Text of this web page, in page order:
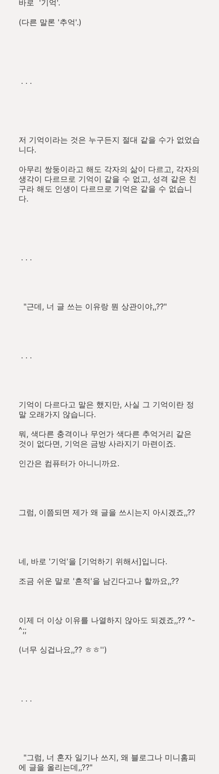
바로 '기억'.
(다른 말론 '추억'.)
. . .
저 기억이라는 것은 누구든지 절대 같을 수가 없었습
니다.
아무리 쌍둥이라고 해도 각자의 삶이 다르고, 각자의
생각이 다르므로 기억이 같을 수 없고, 성격 같은 친
구라 해도 인생이 다르므로 기억은 같을 수 없습니
다.
. . .
"근데, 너 글 쓰는 이유랑 뭔 상관이야,,??"
. . .
기억이 다르다고 말은 했지만, 사실 그 기억이란 정
말 오래가지 않습니다.
뭐, 색다른 충격이나 무언가 색다른 추억거리 같은
것이 없다면, 기억은 금방 사라지기 마련이죠.
인간은 컴퓨터가 아니니까요.
그럼, 이쯤되면 제가 왜 글을 쓰시는지 아시겠죠,,??
네, 바로 '기억'을 [기억하기 위해서]입니다.
조금 쉬운 말로 '흔적'을 남긴다고나 할까요,,??
이제 더 이상 이유를 나열하지 않아도 되겠죠,,?? ^-
^;;
(너무 싱겁나요,,?? ㅎㅎ'')
. . .
"그럼, 너 혼자 일기나 쓰지, 왜 블로그나 미니홈피
에 글을 올리는데,,??"